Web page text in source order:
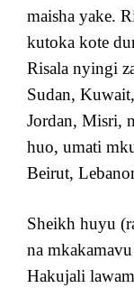
maisha yake.
kutoka kote
Risala nyingi
Sudan,
Jordan, Misri,
huo, umati
Beirut,
Sheikh huyu
na
Hakujali